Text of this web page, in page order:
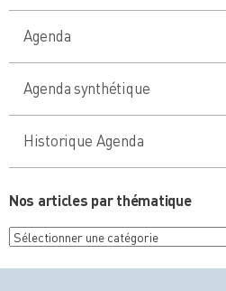
Agenda
Agenda synthétique
Historique Agenda
Nos articles par thématique
Nos
articles